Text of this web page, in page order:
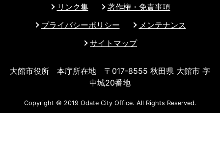
リンク集
著作権・免責事項
プライバシーポリシー
メンテナンス
サイトマップ
大館市役所 本庁所在地 〒017-8555 秋田県 大館市 字
中城20番地
Copyright © 2019 Odate City Office. All Rights Reserved.